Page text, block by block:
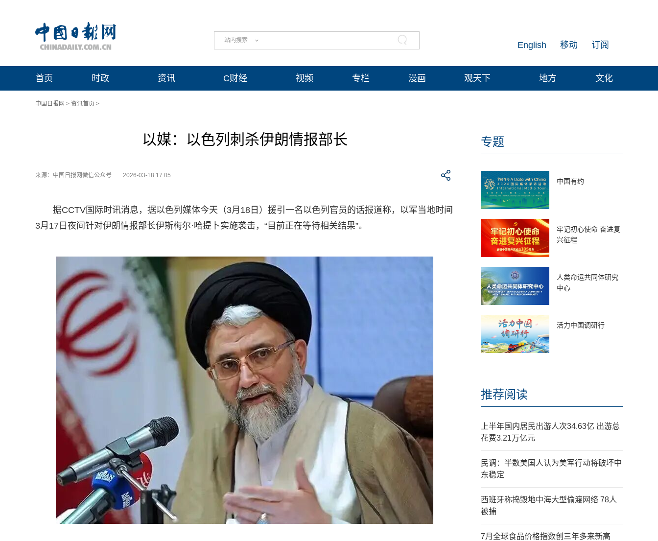
站内搜索 订阅
移动
English
首页 时政 资讯 C财经 视频 专栏 漫画 观天下 地方 文化
中国日报网 > 资讯首页 >
以媒：以色列刺杀伊朗情报部长
来源：中国日报网微信公众号 2026-03-18 17:05
据CCTV国际时讯消息，据以色列媒体今天（3月18日）援引一名以色列官员的话报道称，以军当地时间
3月17日夜间针对伊朗情报部长伊斯梅尔·哈提卜实施袭击，“目前正在等待相关结果”。
专题
中国有约
牢记初心使命 奋进复
兴征程
人类命运共同体研究
中心
活力中国调研行
推荐阅读
上半年国内居民出游人次34.63亿 出游总
花费3.21万亿元
民调：半数美国人认为美军行动将破坏中
东稳定
西班牙称捣毁地中海大型偷渡网络 78人
被捕
7月全球食品价格指数创三年多来新高